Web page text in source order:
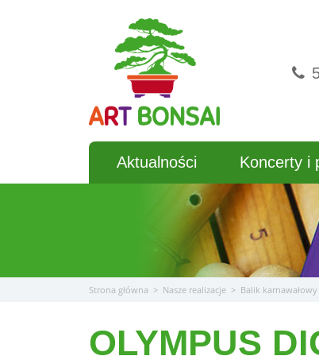
Aktualności Koncerty i
Strona główna > Nasze realizacje > Balik
OLYMPUS